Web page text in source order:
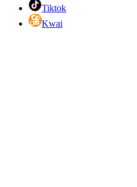
Tiktok
Kwai